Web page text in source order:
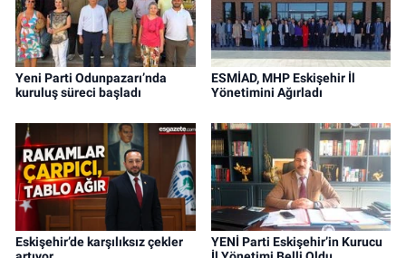
Yeni Parti Odunpazarı’nda
kuruluş süreci başladı
ESMİAD, MHP Eskişehir İl
Yönetimini Ağırladı
Eskişehir’de karşılıksız çekler
YENİ Parti Eskişehir’in Kurucu